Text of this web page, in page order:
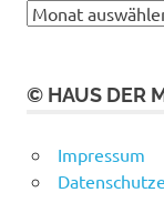
…
einmal
© HAUS DER
Impressum